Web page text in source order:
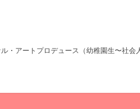
・アートプロデュース（幼稚園生〜社会